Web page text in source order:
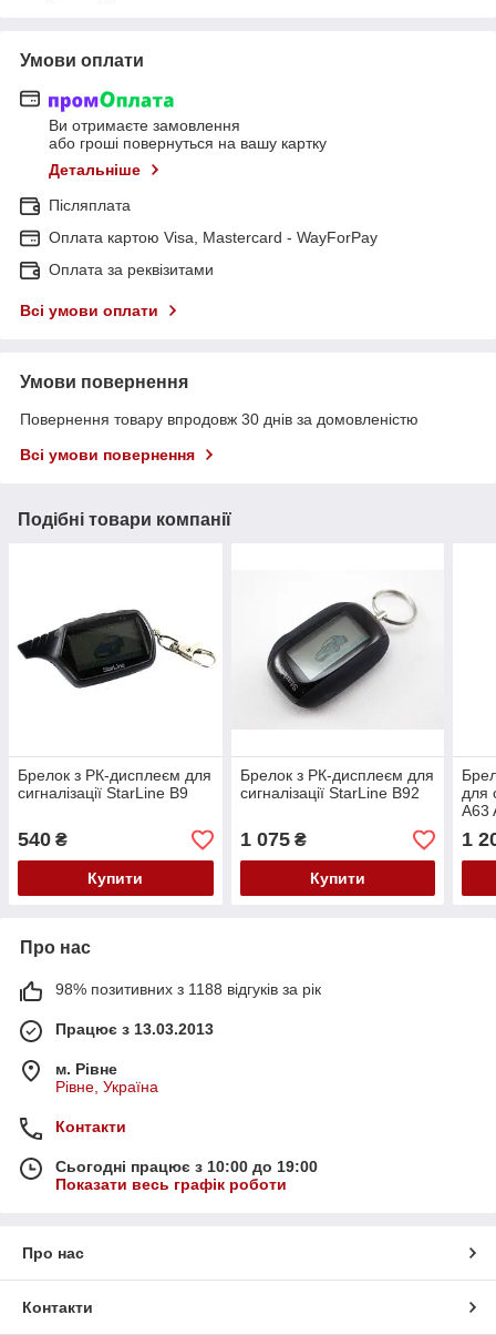
Умови оплати
Ви отримаєте замовлення
або гроші повернуться на вашу картку
Детальніше
Післяплата
Оплата картою Visa, Mastercard - WayForPay
Оплата за реквізитами
Всі умови оплати
Умови повернення
Повернення товару впродовж 30 днів за домовленістю
Всі умови повернення
Подібні товари компанії
Брелок з РК-дисплеєм для
сигналізації StarLine B9
540 ₴
Купити
Брелок з РК-дисплеєм для
сигналізації StarLine B92
1 075₴
Купити
для
A63
1
Про нас
98% позитивних з 1188 відгуків за рік
Працює з 13.03.2013
м. Рівне
Рівне, Україна
Контакти
Сьогодні працює з 10:00 до 19:00
Показати весь графік роботи
Про нас
Контакти